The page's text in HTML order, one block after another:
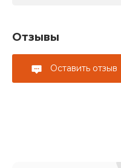
Отзывы
Оставить отзыв